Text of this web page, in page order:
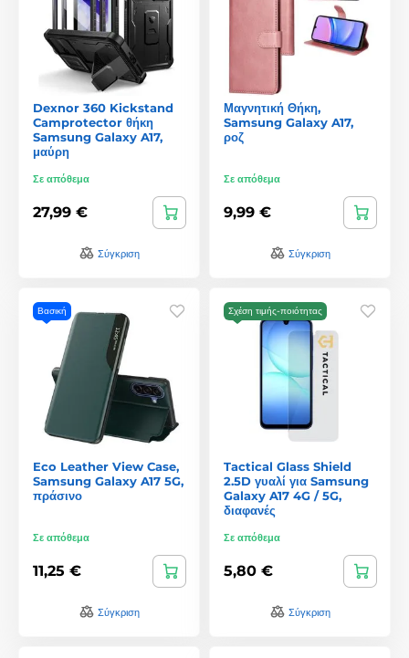
Dexnor 360 Kickstand
Camprotector θήκη
Samsung Galaxy A17,
μαύρη
Σε απόθεμα
27,99 €
Σύγκριση
Μαγνητική Θήκη,
Samsung Galaxy A17,
ροζ
Σε απόθεμα
9,99 €
Σύγκριση
Βασική
Eco Leather View Case,
Samsung Galaxy A17 5G,
πράσινο
Σε απόθεμα
11,25 €
Σύγκριση
Σχέση τιμής-ποιότητας
Tactical Glass Shield
2.5D γυαλί για Samsung
Galaxy A17 4G / 5G,
διαφανές
Σε απόθεμα
5,80 €
Σύγκριση